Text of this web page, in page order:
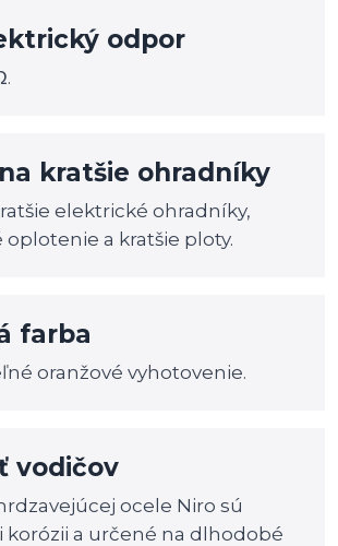
odpor
kratšie ohradníky
elektrické ohradníky,
a kratšie ploty.
farba
oranžové vyhotovenie.
vodičov
ocele Niro sú
a určené na dlhodobé